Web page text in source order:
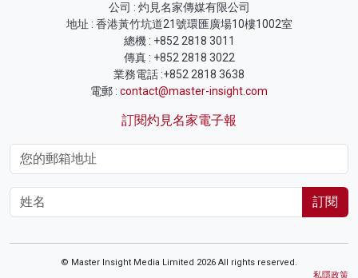
公司 : 灼見名家傳媒有限公司
地址 : 香港黃竹坑道21號環匯廣場10樓1002室
總機 : +852 2818 3011
傳真 : +852 2818 3022
業務電話 :+852 2818 3638
電郵 : contact@master-insight.com
訂閱灼見名家電子報
訂閱
© Master Insight Media Limited 2026 All rights reserved.
私隱政策